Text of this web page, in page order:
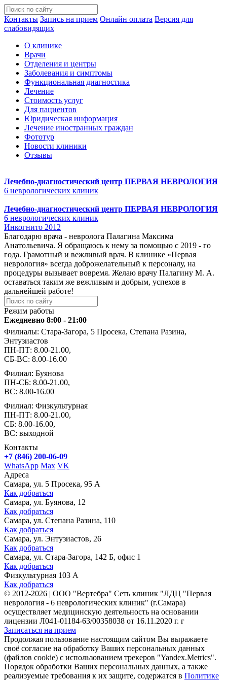
Контакты Запись на прием Онлайн оплата Версия для
слабовидящих
О клинике
Врачи
Отделения и центры
Заболевания и симптомы
Функциональная диагностика
Лечение
Стоимость услуг
Для пациентов
Юридическая информация
Лечение иностранных граждан
Фототур
Новости клиники
Отзывы
Лечебно-диагностический центр ПЕРВАЯ НЕВРОЛОГИЯ
6 неврологических клиник
Лечебно-диагностический центр ПЕРВАЯ НЕВРОЛОГИЯ
6 неврологических клиник
Инкогнито 2012
Благодарю врача - невролога Палагина Максима
Анатольевича. Я обращаюсь к нему за помощью с 2019 - го
года. Грамотный и вежливый врач. В клинике «Первая
неврология» всегда доброжелательный к персоналу, на
процедуры вызывает вовремя. Желаю врачу Палагину М. А.
оставаться таким же вежливым и добрым, успехов в
дальнейшей работе!
Режим работы
Ежедневно 8:00 - 21:00
Филиалы: Стара-Загора, 5 Просека, Степана Разина,
Энтузиастов
ПН-ПТ: 8.00-21.00,
СБ-ВС: 8.00-16.00
Филиал: Буянова
ПН-СБ: 8.00-21.00,
ВС: 8.00-16.00
Филиал: Физкультурная
ПН-ПТ: 8.00-21.00,
СБ: 8.00-16.00,
ВС: выходной
Контакты
+7 (846) 200-06-09
WhatsApp Max VK
Адреса
Самара, ул. 5 Просека, 95 А
Как добраться
Самара, ул. Буянова, 12
Как добраться
Самара, ул. Степана Разина, 110
Как добраться
Самара, ул. Энтузиастов, 26
Как добраться
Самара, ул. Стара-Загора, 142 Б, офис 1
Как добраться
Физкультурная 103 А
Как добраться
© 2012-2026 | ООО "Вертебра" Сеть клиник "ЛДЦ "Первая
неврология - 6 неврологических клиник" (г.Самара)
осуществляет медицинскую деятельность на основании
лицензии Л041-01184-63/00358038 от 16.11.2020 г. г
Записаться на прием
Продолжая пользование настоящим сайтом Вы выражаете
своё согласие на обработку Ваших персональных данных
(файлов cookie) с использованием трекеров "Yandex.Metrics".
Порядок обработки Ваших персональных данных, а также
реализуемые требования к их защите, содержатся в Политике